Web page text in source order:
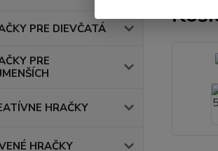
PRE DIEVČATÁ
PRE
HRAČKY
HRAČKY